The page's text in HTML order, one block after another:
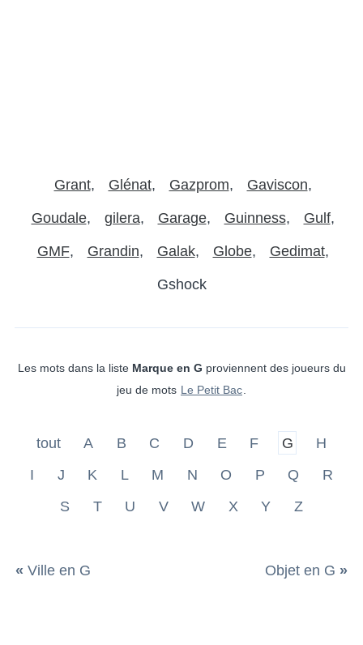
Grant Glénat Gazprom Gaviscon
Goudale gilera Garage Guinness Gulf
GMF Grandin Galak Globe Gedimat
Gshock
Les mots dans la liste Marque en G proviennent des joueurs du
jeu de mots Le Petit Bac
tout A B C D E F G
H
I
J K L M N O P Q
R
S
T U V W X Y Z
« Ville en G Objet en G »